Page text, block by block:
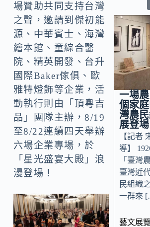
場贊助共同支持台灣
之聲，邀請到傑初能
源、中華賓士、海灣
繪本館、童綜合醫
院、精英開發、台升
國際Baker傢俱、歐
雅特燈飾等企業，活
動執行則由「頂粵吉
品」團隊主辦，8/19
至8/22連續四天舉辦
六場企業專場，於
「星光盛宴大殿」浪
漫登場！
一場
個家
灣農
展登場
【記者
導】
「臺灣
臺灣近
民組織
一群來
藝文展覽